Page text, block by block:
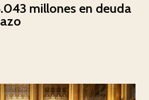
millones en deuda